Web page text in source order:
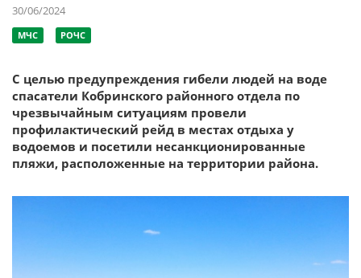
30/06/2024
МЧС РОЧС
С целью предупреждения гибели людей на воде
спасатели Кобринского районного отдела по
чрезвычайным ситуациям провели
профилактический рейд в местах отдыха у
водоемов и посетили несанкционированные
пляжи, расположенные на территории района.